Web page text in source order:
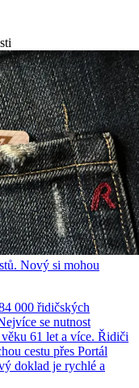
Nový si mohou
000 řidičských
se nutnost
61 let a více. Řidiči
cestu přes Portál
doklad je rychlé a